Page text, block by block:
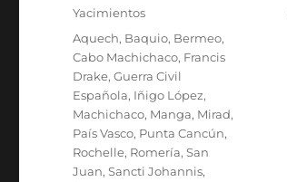
Categorías
Yacimientos
Etiquetas
Aquech, Baquio, Bermeo,
Cabo Machichaco, Francis
Drake,Guerra Civil
Española, Iñigo López,
Machichaco, Manga, Mirad,
País Vasco, Punta Cancún,
Rochelle, Romería,San
Juan,Sancti Johannis,